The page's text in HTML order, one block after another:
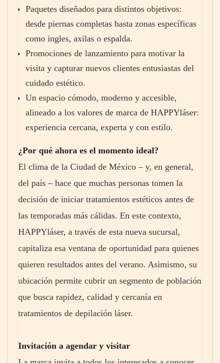
Paquetes diseñados para distintos objetivos:
desde piernas completas hasta zonas específicas
como ingles, axilas o espalda.
Promociones de lanzamiento para motivar la
visita y capturar nuevos clientes entusiastas del
cuidado estético.
Un espacio cómodo, moderno y accesible,
alineado a los valores de marca de HAPPYláser:
experiencia cercana, experta y con estilo.
¿Por qué ahora es el momento ideal?
El clima de la Ciudad de México – y, en general,
del país – hace que muchas personas tomen la
decisión de iniciar tratamientos estéticos antes de
las temporadas más cálidas. En este contexto,
HAPPYláser, a través de esta nueva sucursal,
capitaliza esa ventana de oportunidad para quienes
quieren resultados antes del verano. Asimismo, su
ubicación permite cubrir un segmento de población
que busca rapidez, calidad y cercanía en
tratamientos de depilación láser.
Invitación a agendar y visitar